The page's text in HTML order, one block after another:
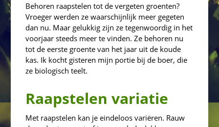
Behoren raapstelen tot de vergeten groenten?
Vroeger werden ze waarschijnlijk meer gegeten
dan nu. Maar gelukkig zijn ze tegenwoordig in het
voorjaar steeds meer te vinden. Ze behoren nu
tot de eerste groente van het jaar uit de koude
kas. Ik kocht gisteren mijn portie bij de boer, die
ze biologisch teelt.
Raapstelen variatie
Met raapstelen kan je eindeloos variëren. Rauw